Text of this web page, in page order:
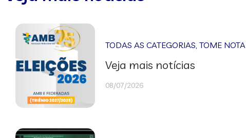
TODAS AS CATEGORIAS,TOME NOTA
Veja mais notícias
08/07/2026